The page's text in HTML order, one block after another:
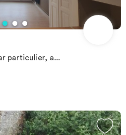
particulier, a...